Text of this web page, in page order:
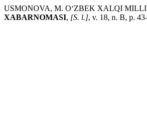
USMONOVA, M. O‘ZBEK XALQI
XABARNOMASI, [S. l.], v. 18, n. B, p.